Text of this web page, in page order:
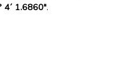
4´ 1.6860".